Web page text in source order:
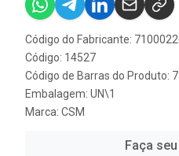
Código do Fabricante:
Código: 14527
Código de Barras do Produto:
Embalagem: UN\1
Marca: CSM
Faça